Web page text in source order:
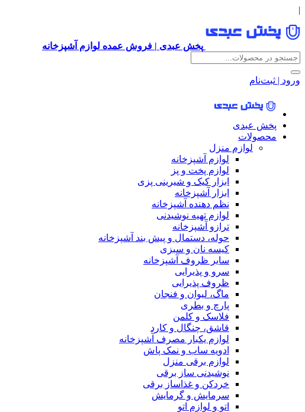
|
پخش عبدی | فروش عمده لوازم آشپزخانه
ورود | ثبت‌نام
پخش عبدی
محصولات
لوازم منزل
لوازم آشپزخانه
لوازم پخت و پز
ابزار کیک و شیرینی پزی
ابزار آشپزخانه
نظم دهنده آشپزخانه
لوازم تهیه نوشیدنی
ترازو آشپزخانه
حوله، دستمال و پیش بند آشپزخانه
کیسه نان و سبزی
سایر ظروف آشپزخانه
سرو و پذیرایی
ظروف پذیرایی
ماگ، لیوان و فنجان
پارچ و بطری
فلاسک و کلمن
قاشق، چنگال و کارد
لوازم یکبار مصرف آشپزخانه
ادویه ساب و نمک پاش
لوازم برقی منزل
نوشیدنی ساز برقی
خردکن و غذاساز برقی
سرمایش و گرمایش
اتو و لوازم اتو